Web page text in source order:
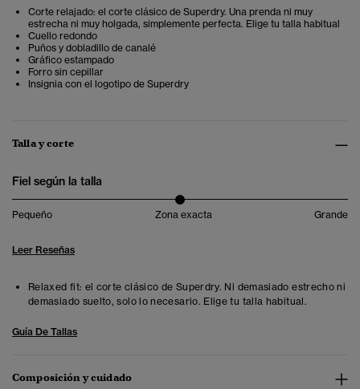
Corte relajado: el corte clásico de Superdry. Una prenda ni muy
estrecha ni muy holgada, simplemente perfecta. Elige tu talla habitual
Cuello redondo
Puños y dobladillo de canalé
Gráfico estampado
Forro sin cepillar
Insignia con el logotipo de Superdry
Talla y corte
Fiel según la talla
Pequeño Zona exacta Grande
Leer Reseñas
Relaxed fit: el corte clásico de Superdry. Ni demasiado estrecho ni
demasiado suelto, solo lo necesario. Elige tu talla habitual.
Guía De Tallas
Composición y cuidado